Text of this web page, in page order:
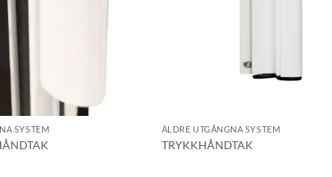
SYSTEM ÄLDRE UTGÅNGNA SYSTEM
TRYKKHÅNDTAK